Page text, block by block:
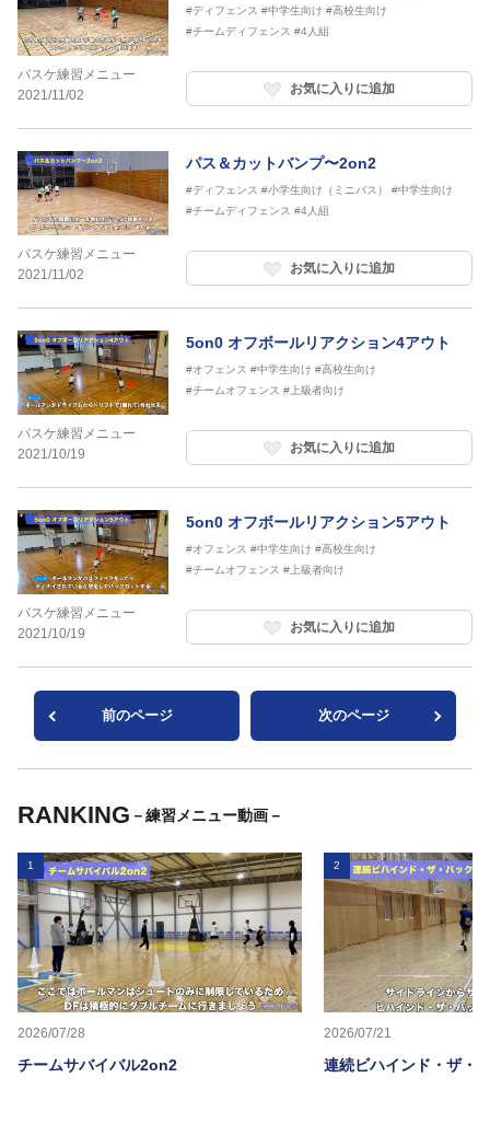
バスケ練習メニュー
2021/11/02
#ディフェンス #中学生向け #高校生向け
#チームディフェンス #4人組
お気に入りに追加
バスケ練習メニュー
2021/11/02
パス＆カットバンプ〜2on2
#ディフェンス #小学生向け（ミニバス）
#中学生向け
#チームディフェンス #4人組
お気に入りに追加
バスケ練習メニュー
2021/10/19
5on0 オフボールリアクション4アウト
#オフェンス #中学生向け #高校生向け
#チームオフェンス #上級者向け
お気に入りに追加
バスケ練習メニュー
2021/10/19
5on0 オフボールリアクション5アウト
#オフェンス #中学生向け #高校生向け
#チームオフェンス #上級者向け
お気に入りに追加
前のページ 次のページ
RANKING －練習メニュー動画－
1
2026/07/28
チームサバイバル2on2
2
2026/07/21
連続ビハインド・ザ・